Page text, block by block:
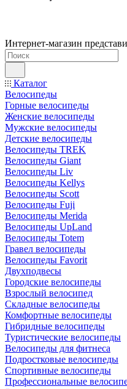
Интернет-магазин
Каталог
Велосипеды
Горные велосипеды
Женские велосипеды
Мужские велосипеды
Детские велосипеды
Велосипеды TREK
Велосипеды Giant
Велосипеды Liv
Велосипеды Kellys
Велосипеды Scott
Велосипеды Fuji
Велосипеды Merida
Велосипеды UpLand
Велосипеды Totem
Гравел велосипеды
Велосипеды Favorit
Двухподвесы
Городские велосипеды
Взрослый велосипед
Складные велосипеды
Комфортные велосипеды
Гибридные велосипеды
Туристические велосипеды
Велосипеды для фитнеса
Подростковые велосипеды
Спортивные велосипеды
Профессиональные